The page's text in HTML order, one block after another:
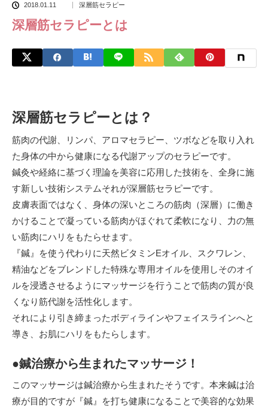
2018.01.11 深層筋セラピー
深層筋セラピーとは
深層筋セラピーとは？
筋肉の代謝、リンパ、アロマセラピー、ツボなどを取り入れ
た身体の中から健康になる代謝アップのセラピーです。
鍼灸や経絡に基づく 理論を美容に応用した技術を、全身に施
す新しい技術システムそれが深層筋セラピーです。
皮膚表面ではなく、身体の深いところの筋肉（深層）に働き
かけることで凝っている筋肉がほぐれて柔軟になり、力の無
い筋肉にハリをもたらせます。
『鍼』を使う代わりに天然ビタミンEオイル、スクワレン、
精油などをブレンドした特殊な専用オイルを使用しそのオイ
ルを浸透させるようにマッサージを行うことで筋肉の質が良
くなり筋代謝を活性化します。
それにより引き締まったボディラインやフェイスラインへと
導き、お肌にハリをもたらします。
●鍼治療から生まれたマッサージ！
このマッサージは鍼治療から生まれたそうです。本来鍼は治
療が目的ですが『鍼』を打ち健康になることで美容的な効果